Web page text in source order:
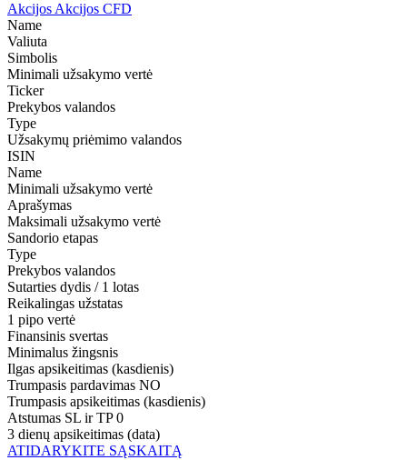
Akcijos Akcijos CFD
Name
Valiuta
Simbolis
Minimali užsakymo vertė
Ticker
Prekybos valandos
Type
Užsakymų priėmimo valandos
ISIN
Name
Minimali užsakymo vertė
Aprašymas
Maksimali užsakymo vertė
Sandorio etapas
Type
Prekybos valandos
Sutarties dydis / 1 lotas
Reikalingas užstatas
1 pipo vertė
Finansinis svertas
Minimalus žingsnis
Ilgas apsikeitimas (kasdienis)
Trumpasis pardavimas NO
Trumpasis apsikeitimas (kasdienis)
Atstumas SL ir TP 0
3 dienų apsikeitimas (data)
ATIDARYKITE SĄSKAITĄ